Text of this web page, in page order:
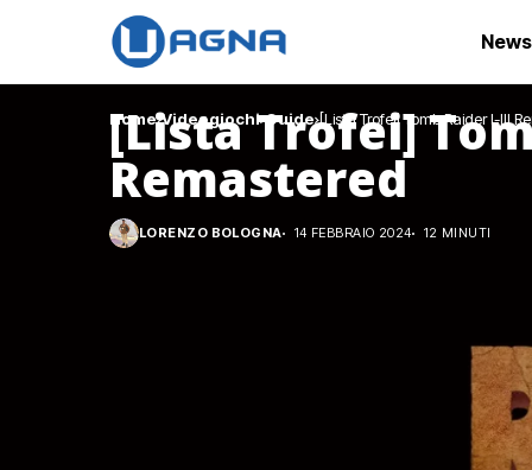
News
Home Videogiochi Guide [Lista Trofei] Tomb Raider I-III
[Lista Trofei]
Remastered
LORENZO BOLOGNA 14 FEBBRAIO 2024 12 MINUTI